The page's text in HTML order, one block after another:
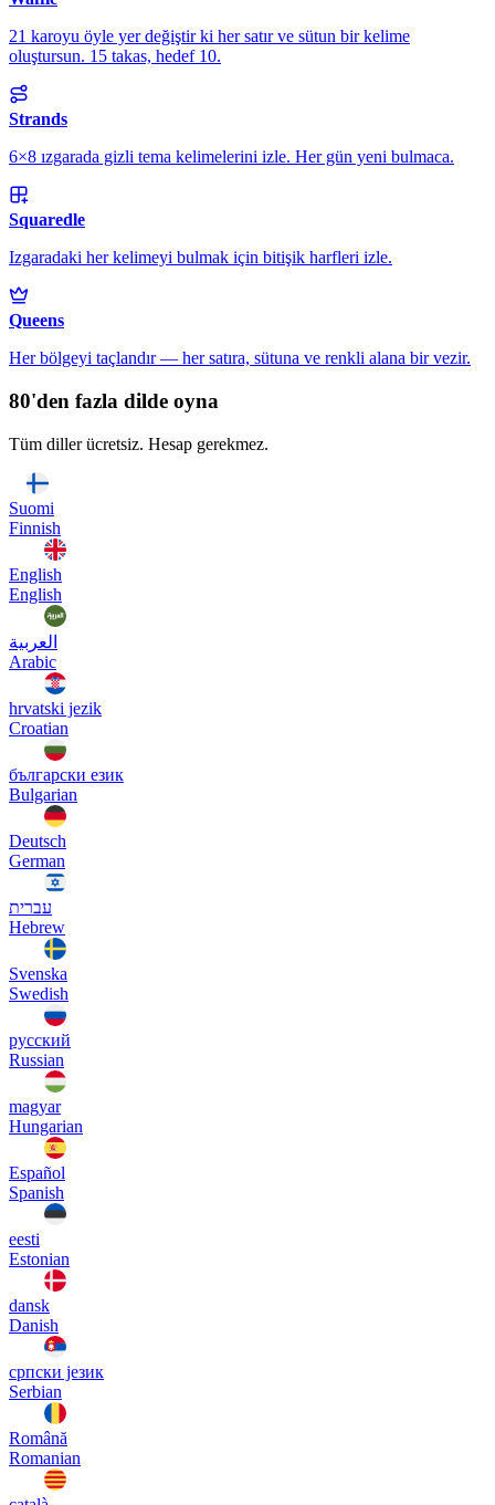
21 karoyu öyle yer değiştir ki her satır ve sütun bir kelime
oluştursun. 15 takas, hedef 10.
Strands
6×8 ızgarada gizli tema kelimelerini izle. Her gün yeni bulmaca.
Squaredle
Izgaradaki her kelimeyi bulmak için bitişik harfleri izle.
Queens
Her bölgeyi taçlandır — her satıra, sütuna ve renkli alana bir vezir.
80'den fazla dilde oyna
Tüm diller ücretsiz. Hesap gerekmez.
Suomi
Finnish
English
English
العربية
Arabic
hrvatski jezik
Croatian
български език
Bulgarian
Deutsch
German
עברית
Hebrew
Svenska
Swedish
русский
Russian
magyar
Hungarian
Español
Spanish
eesti
Estonian
dansk
Danish
српски језик
Serbian
Română
Romanian